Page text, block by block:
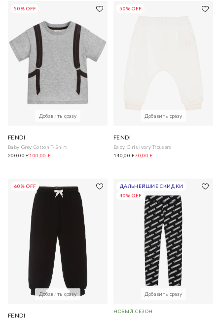
50% OFF
Добавить сразу
FENDI
Baby Grey Cotton T-Shirt
200,00 £100,00 £
50% OFF
Добавить сразу
FENDI
Baby Girls Ivory Trousers
140,00 £70,00 £
60% OFF
Добавить сразу
FENDI
ДАЛЬНЕЙШИЕ СКИДКИ
40% OFF
Добавить сразу
НОВЫЙ СЕЗОН